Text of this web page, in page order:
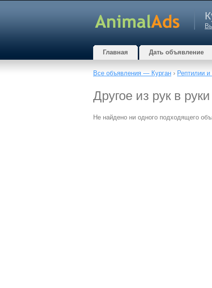
Главная Дать объявление
Все объявления — Курган › Рептилии
Другое из рук в
Не найдено ни одного подходящего